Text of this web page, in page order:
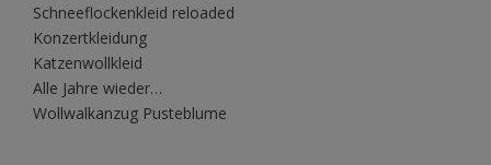
Schneeflockenkleid reloaded
Konzertkleidung
Katzenwollkleid
Alle Jahre wieder…
Wollwalkanzug Pusteblume